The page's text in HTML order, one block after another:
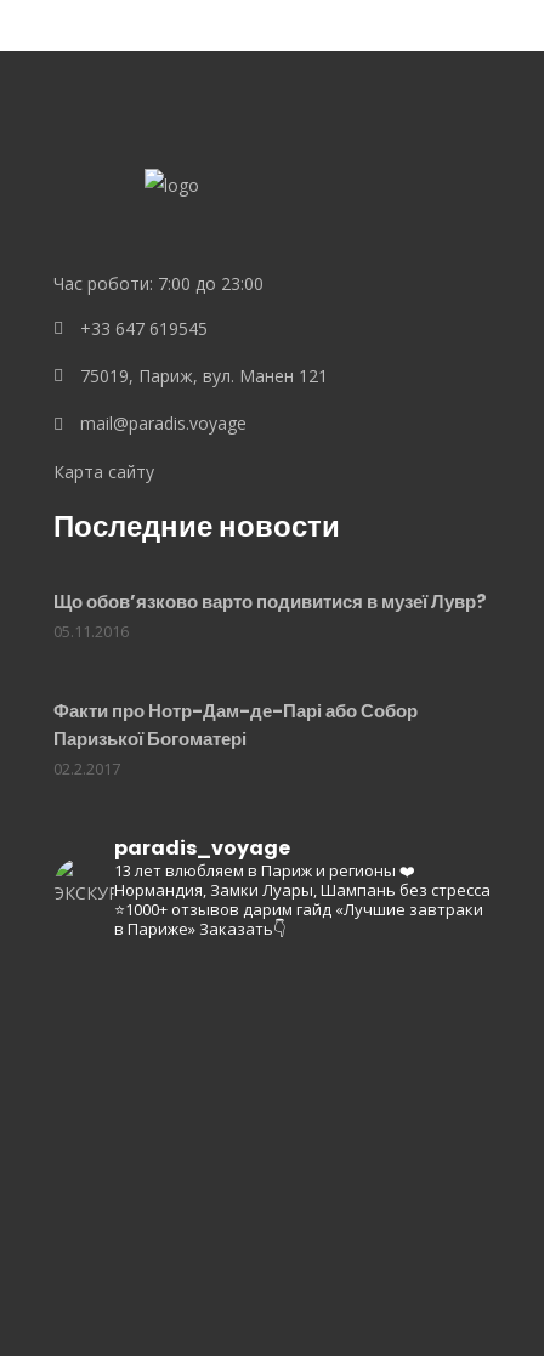
Час роботи: 7:00 до 23:00
+33 647 619545
75019, Париж, вул. Манен 121
mail@paradis.voyage
Карта сайту
Последние новости
Що обов’язково варто подивитися в музеї Лувр?
05.11.2016
Факти про Нотр-Дам-де-Парі або Собор
Паризької Богоматері
02.2.2017
paradis_voyage
13 лет влюбляем в Париж и регионы ❤️
Нормандия, Замки Луары, Шампань без стресса
⭐️1000+ отзывов дарим гайд «Лучшие завтраки
в Париже» Заказать👇